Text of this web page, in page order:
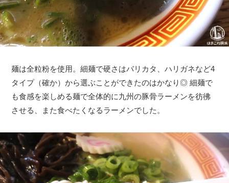
麺は全粒粉を使用。細麺で硬さはバリカタ、ハリガネなど4
タイプ（確か）から選ぶことができたのはかなり◎ 細麺で
も食感を楽しめる麺で全体的に九州の豚骨ラーメンを彷彿
させる、また食べたくなるラーメンでした。